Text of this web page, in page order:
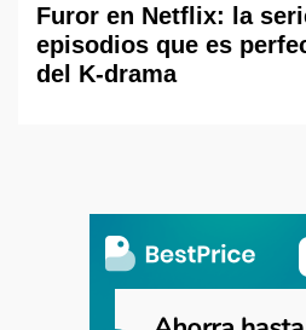
Furor en Netflix: la
episodios que es
del K-drama